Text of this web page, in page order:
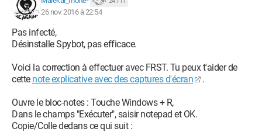
26 nov. 2016 à 22:54
Pas infecté,
Désinstalle Spybot, pas efficace.
Voici la correction à effectuer avec FRST. Tu peux t'aider de
cette note explicative avec des captures d'écran .
Ouvre le bloc-notes : Touche Windows + R,
Dans le champs "Exécuter", saisir notepad et OK.
Copie/Colle dedans ce qui suit :